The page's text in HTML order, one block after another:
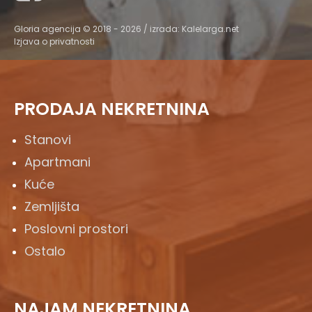
Gloria agencija © 2018 - 2026 / izrada: Kalelarga.net
Izjava o privatnosti
PRODAJA NEKRETNINA
Stanovi
Apartmani
Kuće
Zemljišta
Poslovni prostori
Ostalo